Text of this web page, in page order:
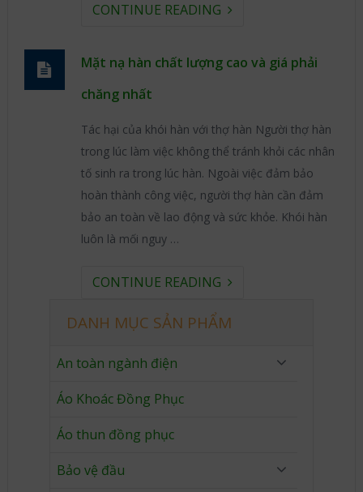
CONTINUE READING
Mặt nạ hàn chất lượng cao và giá phải
chăng nhất
Tác hại của khói hàn với thợ hàn Người thợ hàn
trong lúc làm việc không thể tránh khỏi các nhân
tố sinh ra trong lúc hàn. Ngoài việc đảm bảo
hoàn thành công việc, người thợ hàn cần đảm
bảo an toàn về lao động và sức khỏe. Khói hàn
luôn là mối nguy …
CONTINUE READING
DANH MỤC SẢN PHẨM
An toàn ngành điện
Áo Khoác Đồng Phục
Áo thun đồng phục
Bảo vệ đầu